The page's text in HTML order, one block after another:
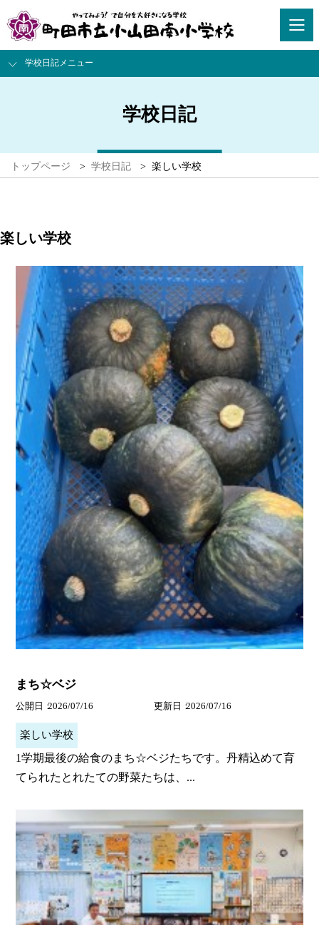
学校日記メニュー
学校日記
トップページ > 学校日記 > 楽しい学校
楽しい学校
まち☆ベジ
公開日 2026/07/16 更新日 2026/07/16
楽しい学校
1学期最後の給食のまち☆ベジたちです。丹精込めて育
てられたとれたての野菜たちは、...